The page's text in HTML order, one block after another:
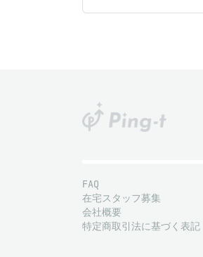
FAQ
在宅スタッフ募集
会社概要
特定商取引法に基づく表記